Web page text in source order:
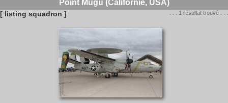
Point Mugu (Californie, USA)
[ listing squadron ] . . . 1 résultat trouvé . . .